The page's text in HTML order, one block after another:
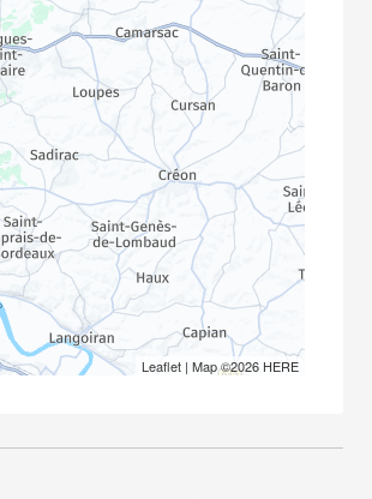
Leaflet| Map ©2026 HERE